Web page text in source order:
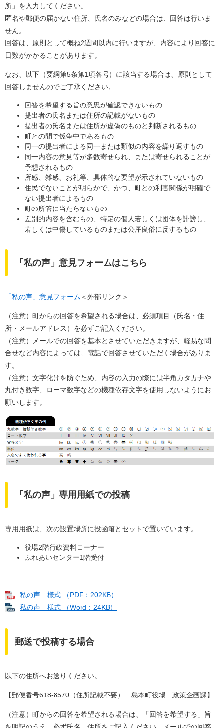
所」を入力してください。
匿名や郵便の届かない住所、氏名のみなどの場合は、回答は行いま
せん。
​回答は、原則として概ね2週間以内に行いますが、内容により回答に
日数がかかることがあります。
なお、以下（要綱第5条第1項各号）に該当する場合は、原則として
回答しませんのでご了承ください。
回答を希望する旨の意思が確認できないもの
​提出者の氏名または住所の記載がないもの
提出者の氏名または住所が虚偽のものと判断されるもの
町との間で係争中であるもの
同一の提出者による同一または類似の内容を繰り返すもの
同一内容の意見等が多数寄せられ、または寄せられることが
予想されるもの
所感、雑感、お礼等、具体的な要望が示されていないもの
住民でないことが明らかで、かつ、町との利害関係が明確で
ない提出者によるもの
町の所管に当たらないもの
​差別的内容を含むもの、特定の個人若しくは団体を誹謗し、
若しくは中傷しているものまたは公序良俗に反するもの
「私の声」意見フォームはこちら
「私の声」意見フォーム ＜外部リンク＞
​（注意）町からの回答を希望される場合は、必須項目（氏名・住
所・メールアドレス）を必ずご記入ください。
（注意）メールでの回答を基本とさせていただきますが、軽易な問
合せなど内容によっては、電話で回答させていただく場合がありま
す。
（注意）文字化けを防ぐため、内容の入力の際には半角カタカナや
丸付き数字、ローマ数字などの機種依存文字を使用しないようにお
願いします。
「私の声」専用用紙での投稿
専用用紙は、次の設置場所に投函箱とセットで置いています。
役場2階行政資料コーナー
ふれあいセンター1階受付
私の声 様式 （PDF：202KB）
私の声 様式 （Word：24KB）
郵送で投稿する場合
以下の住所へお送りください。
【郵便番号618-8570（住所記載不要） 島本町役場 政策企画課】
（注意）町からの回答を希望される場合は、「回答を希望する」旨